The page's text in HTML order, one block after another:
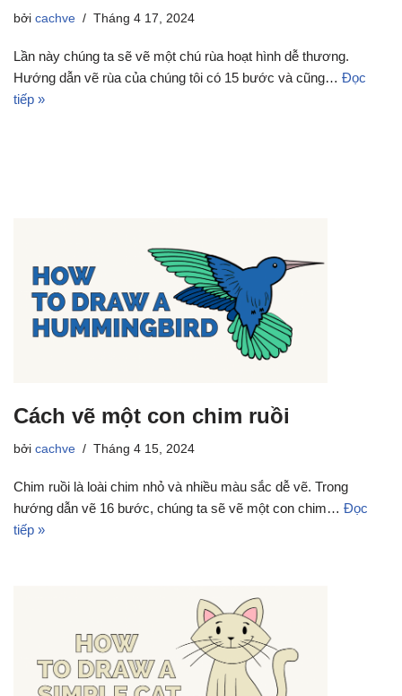
bởi cachve Tháng 4 17, 2024
Lần này chúng ta sẽ vẽ một chú rùa hoạt hình dễ thương.
Hướng dẫn vẽ rùa của chúng tôi có 15 bước và cũng… Đọc
tiếp »
Cách vẽ một con chim ruồi
bởi cachve Tháng 4 15, 2024
Chim ruồi là loài chim nhỏ và nhiều màu sắc dễ vẽ. Trong
hướng dẫn vẽ 16 bước, chúng ta sẽ vẽ một con chim… Đọc
tiếp »